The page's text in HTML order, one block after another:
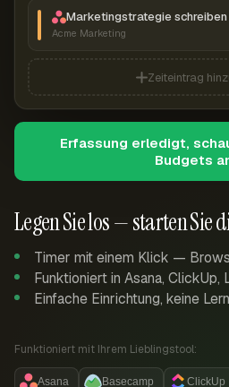
Legen Sie los — starten Sie
Timer mit einem Klick —
Funktioniert in Asana, ClickUp,
Einfache Einrichtung, keine
Funktioniert mit Ihrem Lieblingstool:
Asana Basecamp ClickUp
Marketingstrategie schreiben
Acme Marketing
Zeiteintrag
Erfassung erledigt,
Budgets